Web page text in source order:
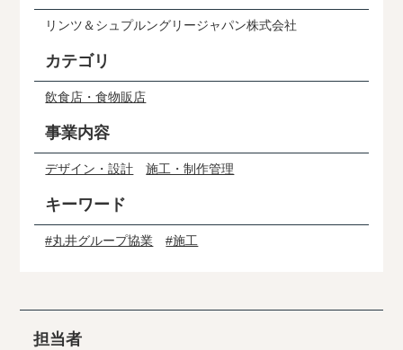
リンツ＆シュプルングリージャパン株式会社
カテゴリ
飲食店・食物販店
事業内容
デザイン・設計 施工・制作管理
キーワード
#丸井グループ協業 #施工
担当者